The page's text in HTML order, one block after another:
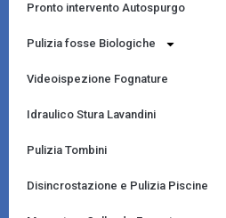
Pronto intervento Autospurgo
Pulizia fosse Biologiche
Videoispezione Fognature
Idraulico Stura Lavandini
Pulizia Tombini
Disincrostazione e Pulizia Piscine